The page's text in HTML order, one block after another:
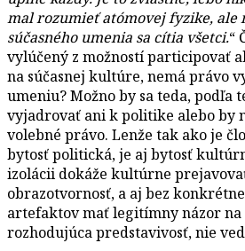
mal rozumieť atómovej fyzike,
súčasného umenia sa cítia všetci.“
vylúčený z možností participovať
na súčasnej kultúre, nemá právo
umeniu? Možno by sa teda, podľa
vyjadrovať ani k politike alebo by
volebné právo. Lenže tak ako je
bytosť politická, je aj bytosť
izolácii dokáže kultúrne
obrazotvornosť, a aj bez
artefaktov mať legitímny názor na
rozhodujúca predstavivosť, nie